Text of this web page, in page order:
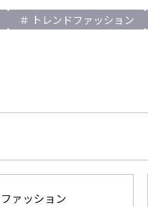
トレンドファッション
ファッション